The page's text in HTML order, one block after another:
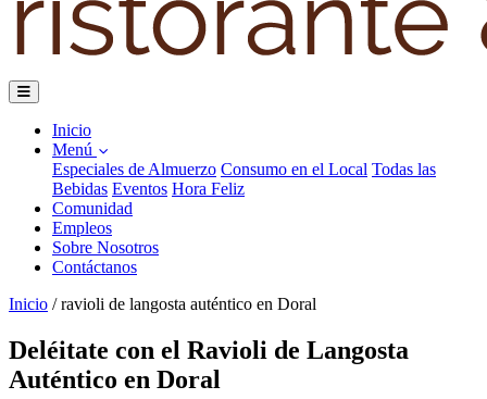
Inicio
Menú
Especiales de Almuerzo Consumo en el Local Todas las
Bebidas Eventos Hora Feliz
Comunidad
Empleos
Sobre Nosotros
Contáctanos
Inicio / ravioli de langosta auténtico en Doral
Deléitate con el Ravioli de Langosta
Auténtico en Doral